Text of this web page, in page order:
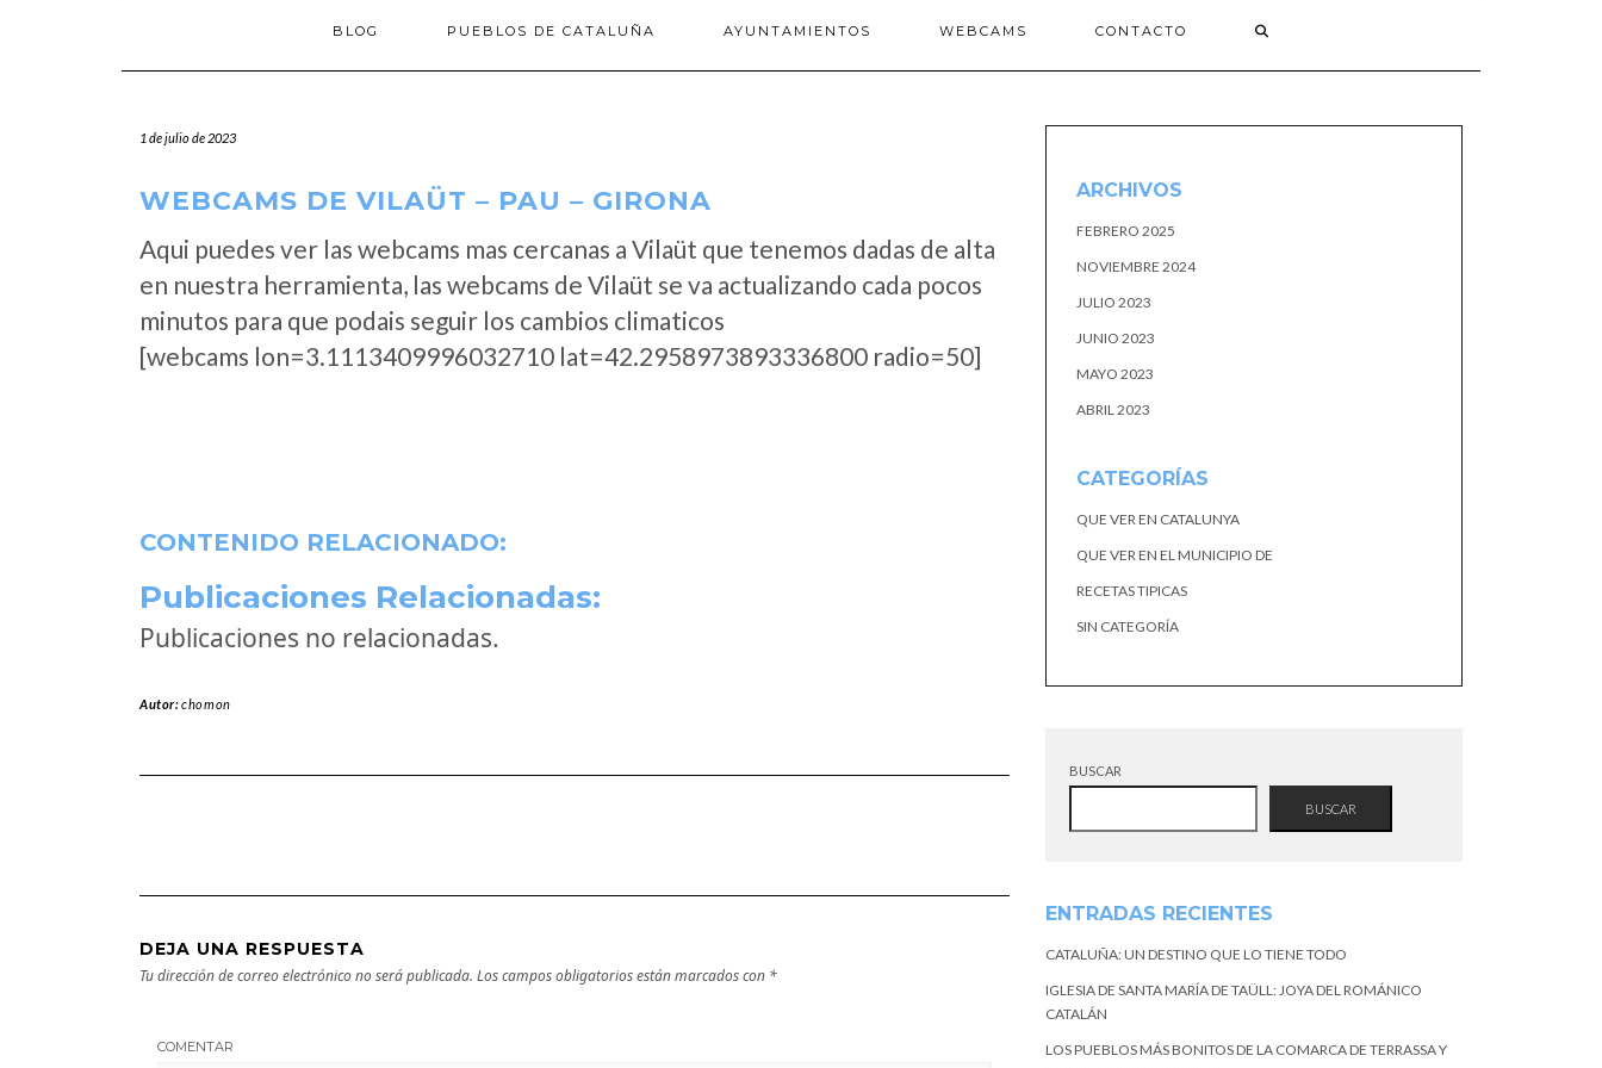
BLOG PUEBLOS DE CATALUÑA AYUNTAMIENTOS WEBCAMS CONTACTO
1 de julio de 2023
WEBCAMS DE VILAÜT – PAU – GIRONA
Aqui puedes ver las webcams mas cercanas a Vilaüt que tenemos dadas de alta
en nuestra herramienta, las webcams de Vilaüt se va actualizando cada pocos
minutos para que podais seguir los cambios climaticos
[webcams lon=3.1113409996032710 lat=42.2958973893336800 radio=50]
CONTENIDO RELACIONADO:
Publicaciones Relacionadas:
Publicaciones no relacionadas.
Autor:chomon
DEJA UNA RESPUESTA
Tu dirección de correo electrónico no será publicada. Los campos obligatorios están marcados con *
COMENTAR
ARCHIVOS
FEBRERO 2025
NOVIEMBRE 2024
JULIO 2023
JUNIO 2023
MAYO 2023
ABRIL 2023
CATEGORÍAS
QUE VER EN CATALUNYA
QUE VER EN EL MUNICIPIO DE
RECETAS TIPICAS
SIN CATEGORÍA
BUSCAR
BUSCAR
ENTRADAS RECIENTES
CATALUÑA: UN DESTINO QUE LO TIENE TODO
IGLESIA DE SANTA MARÍA DE TAÜLL: JOYA DEL ROMÁNICO
CATALÁN
LOS PUEBLOS MÁS BONITOS DE LA COMARCA DE TERRASSA Y